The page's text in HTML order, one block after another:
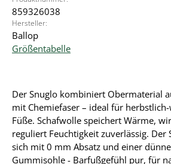
859326038
Hersteller:
Ballop
Größentabelle
Der Snuglo kombiniert Obermaterial
mit Chemiefaser – ideal für
Füße. Schafwolle speichert Wärme,
reguliert Feuchtigkeit zuverlässig. Der
sich mit 0 mm Absatz und einer
Gummisohle - Barfußgefühl pur, für